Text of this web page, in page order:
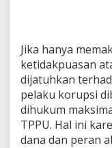
Jika hanya
ketidakpuasan
dijatuhkan
pelaku korupsi
dihukum
TPPU. Hal ini
dana dan peran